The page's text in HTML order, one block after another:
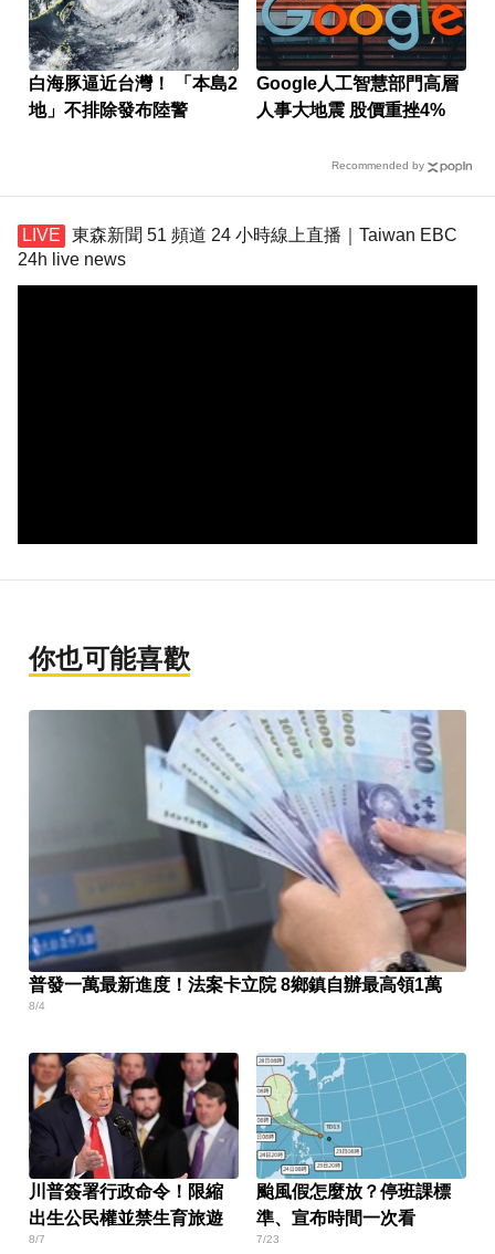
白海豚逼近台灣！ 「本島2
地」不排除發布陸警
Google人工智慧部門高層
人事大地震 股價重挫4%
Recommended by
東森新聞 51 頻道 24 小時線上直播｜Taiwan EBC
24h live news
你也可能喜歡
普發一萬最新進度！法案卡立院 8鄉鎮自辦最高領1萬
8/4
川普簽署行政命令！限縮
出生公民權並禁生育旅遊
8/7
颱風假怎麼放？停班課標
準、宣布時間一次看
7/23